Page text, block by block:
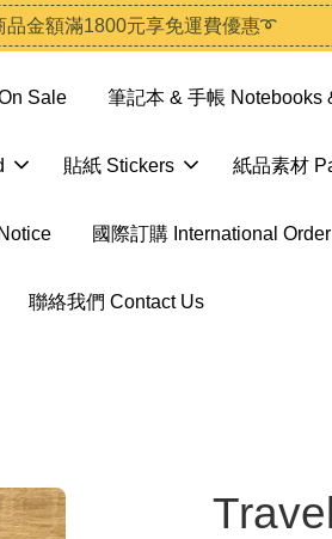
品金額滿1800元享免運費優惠➰
Sale 筆記本 & 手帳 Notebooks
貼紙 Stickers 紙品素材
國際訂購 International Order
聯絡我們 Contact Us